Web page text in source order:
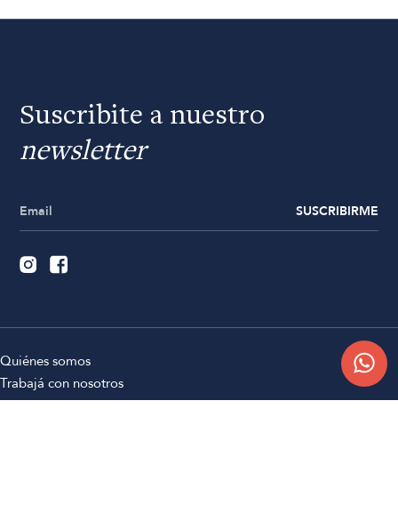
Suscribite a nuestro
newsletter
SUSCRIBIRME
Quiénes somos
Trabajá con nosotros
Contacto